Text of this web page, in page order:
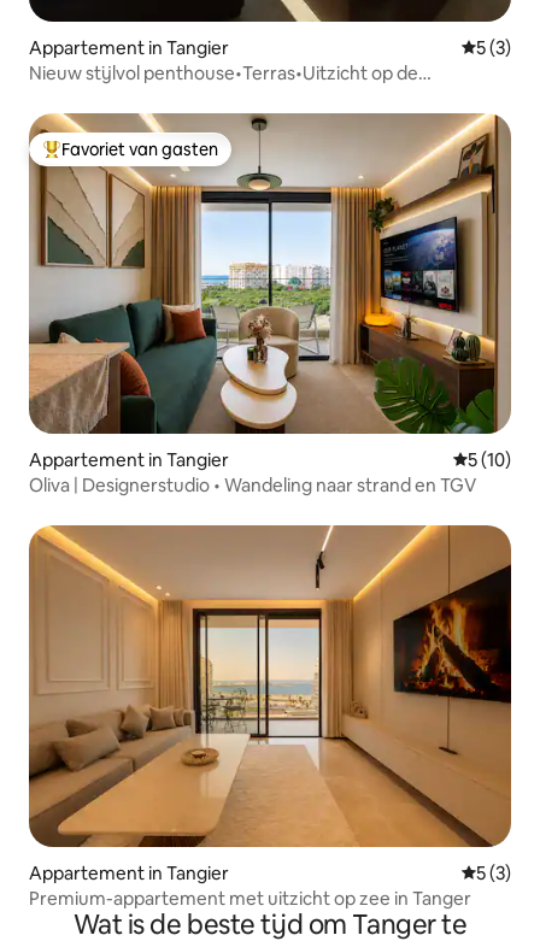
Appartement in Tangier
5 (3)
Nieuw stijlvol penthouse•Terras•Uitzicht op de
Topfavoriet van gasten
Favoriet van gasten
Appartement in Tangier
5 (10)
Oliva | Designerstudio • Wandeling naar strand en TGV
Appartement in Tangier
5 (3)
Premium-appartement met uitzicht op zee in Tanger
Wat is de beste tijd om Tanger te